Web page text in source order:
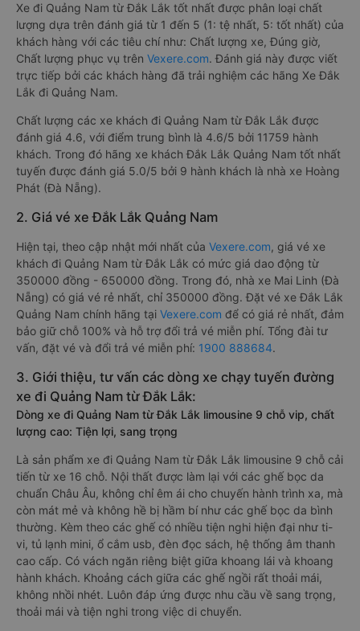
Xe đi Quảng Nam từ Đắk Lắk tốt nhất được phân loại chất
lượng dựa trên đánh giá từ 1 đến 5 (1: tệ nhất, 5: tốt nhất) của
khách hàng với các tiêu chí như: Chất lượng xe, Đúng giờ,
Chất lượng phục vụ trên Vexere.com. Đánh giá này được viết
trực tiếp bởi các khách hàng đã trải nghiệm các hãng Xe Đắk
Lắk đi Quảng Nam.
Chất lượng các xe khách đi Quảng Nam từ Đắk Lắk được
đánh giá 4.6, với điểm trung bình là 4.6/5 bởi 11759 hành
khách. Trong đó hãng xe khách Đắk Lắk Quảng Nam tốt nhất
tuyến được đánh giá 5.0/5 bởi 9 hành khách là nhà xe Hoàng
Phát (Đà Nẵng).
2. Giá vé xe Đắk Lắk Quảng Nam
Hiện tại, theo cập nhật mới nhất của Vexere.com, giá vé xe
khách đi Quảng Nam từ Đắk Lắk có mức giá dao động từ
350000 đồng - 650000 đồng. Trong đó, nhà xe Mai Linh (Đà
Nẵng) có giá vé rẻ nhất, chỉ 350000 đồng. Đặt vé xe Đắk Lắk
Quảng Nam chính hãng tại Vexere.com để có giá rẻ nhất, đảm
bảo giữ chỗ 100% và hỗ trợ đổi trả vé miễn phí. Tổng đài tư
vấn, đặt vé và đổi trả vé miễn phí: 1900 888684.
3. Giới thiệu, tư vấn các dòng xe chạy tuyến đường
xe đi Quảng Nam từ Đắk Lắk:
Dòng xe đi Quảng Nam từ Đắk Lắk limousine 9 chỗ vip, chất
lượng cao: Tiện lợi, sang trọng
Là sản phẩm xe đi Quảng Nam từ Đắk Lắk limousine 9 chỗ cải
tiến từ xe 16 chỗ. Nội thất được làm lại với các ghế bọc da
chuẩn Châu Âu, không chỉ êm ái cho chuyến hành trình xa, mà
còn mát mẻ và không hề bị hầm bí như các ghế bọc da bình
thường. Kèm theo các ghế có nhiều tiện nghi hiện đại như ti-
vi, tủ lạnh mini, ổ cắm usb, đèn đọc sách, hệ thống âm thanh
cao cấp. Có vách ngăn riêng biệt giữa khoang lái và khoang
hành khách. Khoảng cách giữa các ghế ngồi rất thoải mái,
không nhồi nhét. Luôn đáp ứng được nhu cầu về sang trọng,
thoải mái và tiện nghi trong việc di chuyển.